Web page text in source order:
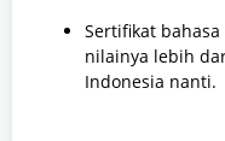
Sertifikat bahasa
nilainya lebih
Indonesia nanti.